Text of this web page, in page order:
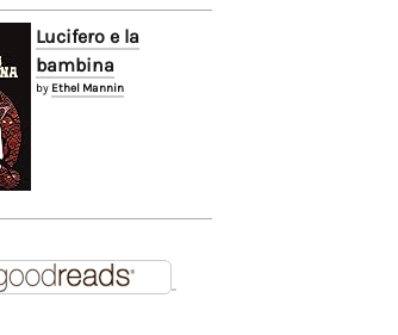
Lucifero e la
bambina
by Ethel Mannin